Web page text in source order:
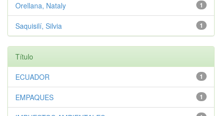
1
Orellana, Nataly
1
Saquisilí, Silvia
Título
1
ECUADOR
1
EMPAQUES